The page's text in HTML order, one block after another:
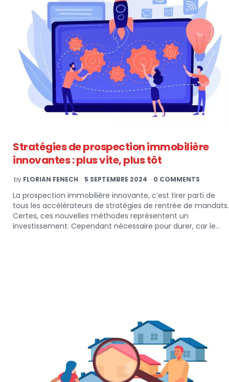
Stratégies de prospection immobilière
innovantes : plus vite, plus tôt
POSTED
BY
by FLORIAN FENECH 5 SEPTEMBRE 2024 0 COMMENTS
La prospection immobilière innovante, c’est tirer parti de
tous les accélérateurs de stratégies de rentrée de mandats.
Certes, ces nouvelles méthodes représentent un
investissement. Cependant nécessaire pour durer, car le…